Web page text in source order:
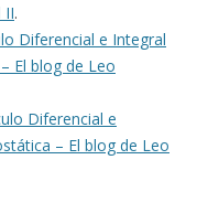
II.
Diferencial e Integral
El blog de Leo
Diferencial e
– El blog de Leo